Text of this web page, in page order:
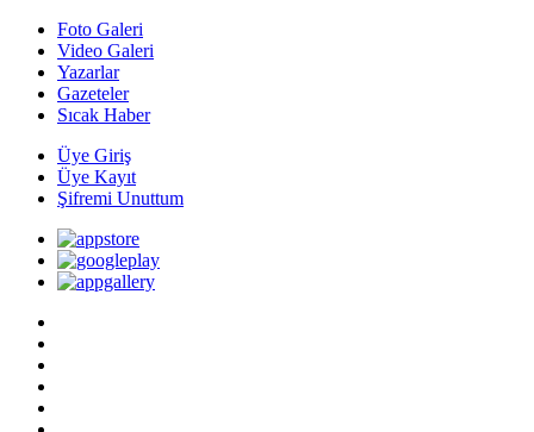
Foto Galeri
Video Galeri
Yazarlar
Gazeteler
Sıcak Haber
Üye Giriş
Üye Kayıt
Şifremi Unuttum